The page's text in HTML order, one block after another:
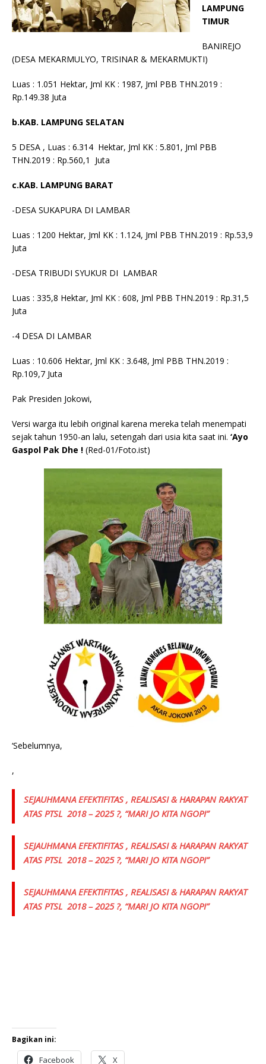
LAMPUNG
TIMUR
BANIREJO
(DESA MEKARMULYO, TRISINAR & MEKARMUKTI)
Luas : 1.051 Hektar, Jml KK : 1987, Jml PBB THN.2019 :
Rp.149.38 Juta
b.KAB. LAMPUNG SELATAN
5 DESA , Luas : 6.314 Hektar, Jml KK : 5.801, Jml PBB
THN.2019 : Rp.560,1 Juta
c.KAB. LAMPUNG BARAT
-DESA SUKAPURA DI LAMBAR
Luas : 1200 Hektar, Jml KK : 1.124, Jml PBB THN.2019 : Rp.53,9
Juta
-DESA TRIBUDI SYUKUR DI LAMBAR
Luas : 335,8 Hektar, Jml KK : 608, Jml PBB THN.2019 : Rp.31,5
Juta
-4 DESA DI LAMBAR
Luas : 10.606 Hektar, Jml KK : 3.648, Jml PBB THN.2019 :
Rp.109,7 Juta
Pak Presiden Jokowi,
Versi warga itu lebih original karena mereka telah menempati
sejak tahun 1950-an lalu, setengah dari usia kita saat ini. ‘Ayo
Gaspol Pak Dhe ! (Red-01/Foto.ist)
‘Sebelumnya,
,
SEJAUHMANA EFEKTIFITAS , REALISASI & HARAPAN RAKYAT
ATAS PTSL 2018 – 2025 ?, “MARI JO KITA NGOPI”
SEJAUHMANA EFEKTIFITAS , REALISASI & HARAPAN RAKYAT
ATAS PTSL 2018 – 2025 ?, “MARI JO KITA NGOPI”
SEJAUHMANA EFEKTIFITAS , REALISASI & HARAPAN RAKYAT
ATAS PTSL 2018 – 2025 ?, “MARI JO KITA NGOPI”
Bagikan ini:
Facebook X